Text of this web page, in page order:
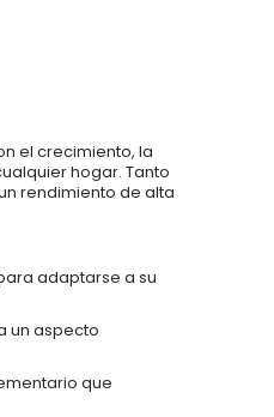
el crecimiento, la
hogar. Tanto
rendimiento de alta
adaptarse a su
un aspecto
que